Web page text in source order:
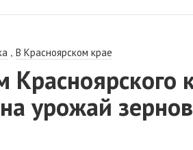
,В Красноярском крае
Красноярского
урожай